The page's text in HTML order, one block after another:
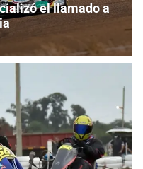
el llamado a